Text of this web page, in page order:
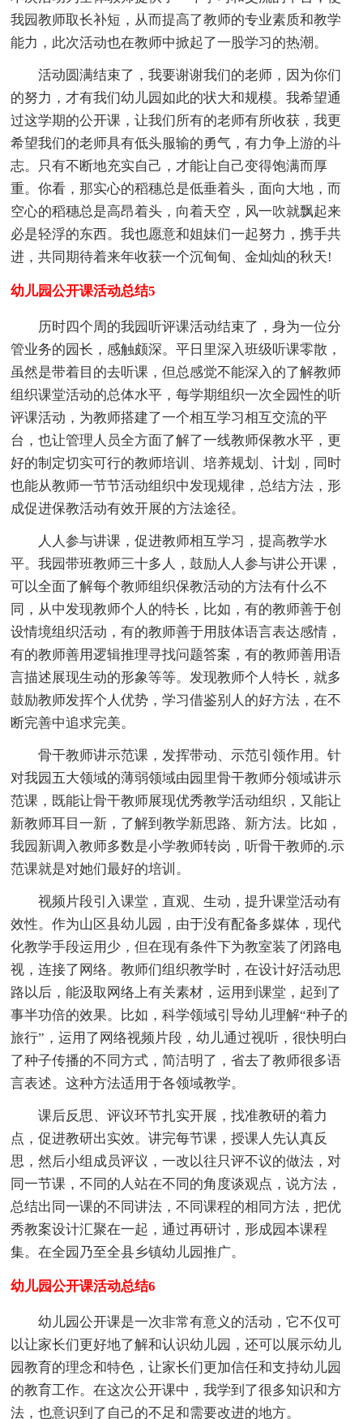
我园教师取长补短，从而提高了教师的专业素质和教学
能力，此次活动也在教师中掀起了一股学习的热潮。
活动圆满结束了，我要谢谢我们的老师，因为你们
的努力，才有我们幼儿园如此的状大和规模。我希望通
过这学期的公开课，让我们所有的老师有所收获，我更
希望我们的老师具有低头服输的勇气，有力争上游的斗
志。只有不断地充实自己，才能让自己变得饱满而厚
重。你看，那实心的稻穗总是低垂着头，面向大地，而
空心的稻穗总是高昂着头，向着天空，风一吹就飘起来
必是轻浮的东西。我也愿意和姐妹们一起努力，携手共
进，共同期待着来年收获一个沉甸甸、金灿灿的秋天!
幼儿园公开课活动总结5
历时四个周的我园听评课活动结束了，身为一位分
管业务的园长，感触颇深。平日里深入班级听课零散，
虽然是带着目的去听课，但总感觉不能深入的了解教师
组织课堂活动的总体水平，每学期组织一次全园性的听
评课活动，为教师搭建了一个相互学习相互交流的平
台，也让管理人员全方面了解了一线教师保教水平，更
好的制定切实可行的教师培训、培养规划、计划，同时
也能从教师一节节活动组织中发现规律，总结方法，形
成促进保教活动有效开展的方法途径。
人人参与讲课，促进教师相互学习，提高教学水
平。我园带班教师三十多人，鼓励人人参与讲公开课，
可以全面了解每个教师组织保教活动的方法有什么不
同，从中发现教师个人的特长，比如，有的教师善于创
设情境组织活动，有的教师善于用肢体语言表达感情，
有的教师善用逻辑推理寻找问题答案，有的教师善用语
言描述展现生动的形象等等。发现教师个人特长，就多
鼓励教师发挥个人优势，学习借鉴别人的好方法，在不
断完善中追求完美。
骨干教师讲示范课，发挥带动、示范引领作用。针
对我园五大领域的薄弱领域由园里骨干教师分领域讲示
范课，既能让骨干教师展现优秀教学活动组织，又能让
新教师耳目一新，了解到教学新思路、新方法。比如，
我园新调入教师多数是小学教师转岗，听骨干教师的.示
范课就是对她们最好的培训。
视频片段引入课堂，直观、生动，提升课堂活动有
效性。作为山区县幼儿园，由于没有配备多媒体，现代
化教学手段运用少，但在现有条件下为教室装了闭路电
视，连接了网络。教师们组织教学时，在设计好活动思
路以后，能汲取网络上有关素材，运用到课堂，起到了
事半功倍的效果。比如，科学领域引导幼儿理解“种子的
旅行”，运用了网络视频片段，幼儿通过视听，很快明白
了种子传播的不同方式，简洁明了，省去了教师很多语
言表述。这种方法适用于各领域教学。
课后反思、评议环节扎实开展，找准教研的着力
点，促进教研出实效。讲完每节课，授课人先认真反
思，然后小组成员评议，一改以往只评不议的做法，对
同一节课，不同的人站在不同的角度谈观点，说方法，
总结出同一课的不同讲法，不同课程的相同方法，把优
秀教案设计汇聚在一起，通过再研讨，形成园本课程
集。在全园乃至全县乡镇幼儿园推广。
幼儿园公开课活动总结6
幼儿园公开课是一次非常有意义的活动，它不仅可
以让家长们更好地了解和认识幼儿园，还可以展示幼儿
园教育的理念和特色，让家长们更加信任和支持幼儿园
的教育工作。在这次公开课中，我学到了很多知识和方
法，也意识到了自己的不足和需要改进的地方。